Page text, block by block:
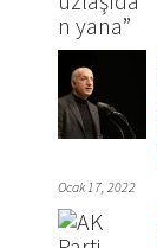
Ocak 17, 2022